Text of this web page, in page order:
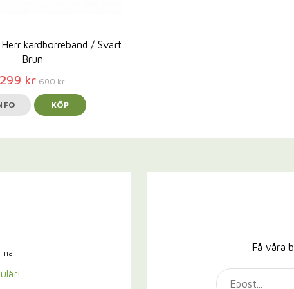
kardborreband / Svart
Brun
299 kr 600 kr
KÖP
Få våra